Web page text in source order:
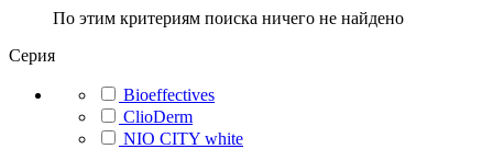
По этим критериям поиска ничего не найдено
Серия
Bioeffectives
ClioDerm
NIO CITY white